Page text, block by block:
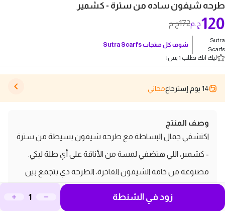
طرحه شيفون ساده من سترة - كشمير
172ج.م 120ج.م
Sutra
Scarfs
شوف كل منتجاتSutra Scarfs
ليك انك تطلب 1 بس!
14 يوم إسترجاع مجاني
وصف المنتج
اكتشفي جمال البساطة مع طرحه شيفون بسيطة من سترة
- كشمير، اللي هتضفي لمسة من الأناقة على أي طلة ليكي.
مصنوعة من خامة الشيفون الفاخرة، الطرحه دي بتجمع بين
الراحة والفخامة، مما يجعلها مثالية لكل المناسبات. سواء كنتي
رايحة شغل أو مناسبة خاصة، الطرحه دي هتكون اختيارك
زود في الشنطة